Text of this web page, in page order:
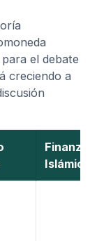
el debate
creciendo a
Finanzas
Islámicas